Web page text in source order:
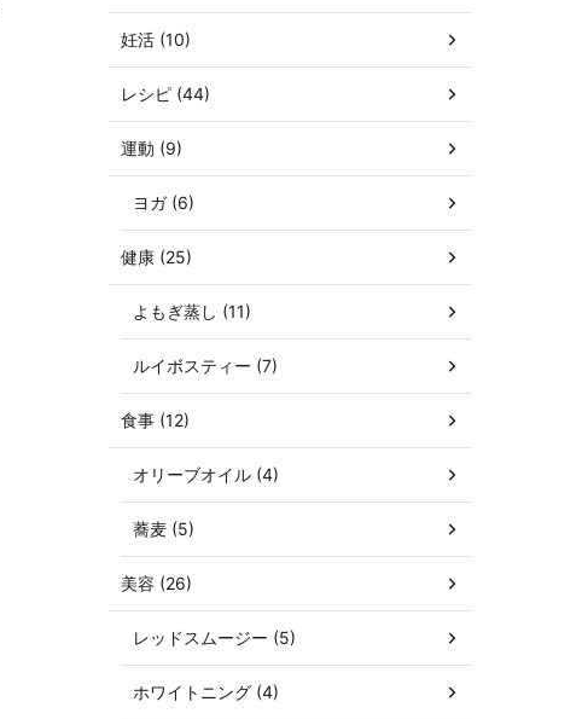
妊活 (10)
レシピ (44)
運動 (9)
ヨガ (6)
健康 (25)
よもぎ蒸し (11)
ルイボスティー (7)
食事 (12)
オリーブオイル (4)
蕎麦 (5)
美容 (26)
レッドスムージー (5)
ホワイトニング (4)